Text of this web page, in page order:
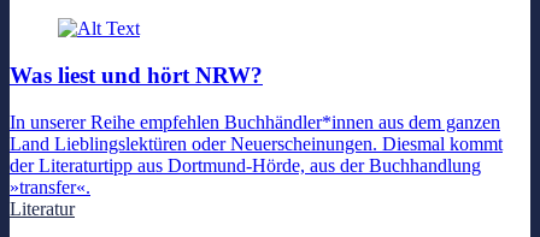
Was liest und hört NRW?
In unserer Reihe empfehlen Buchhändler*innen aus dem ganzen
Land Lieblingslektüren oder Neuerscheinungen. Diesmal kommt
der Literaturtipp aus Dortmund-Hörde, aus der Buchhandlung
»transfer«.
Literatur